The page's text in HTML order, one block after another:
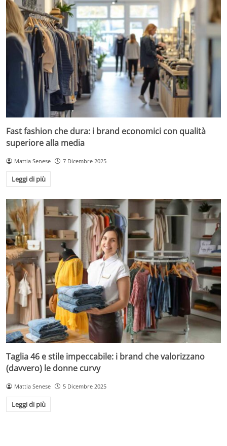
Fast fashion che dura: i brand economici con qualità
superiore alla media
Mattia Senese 7 Dicembre 2025
Leggi di più
Taglia 46 e stile impeccabile: i brand che valorizzano
(davvero) le donne curvy
Mattia Senese 5 Dicembre 2025
Leggi di più